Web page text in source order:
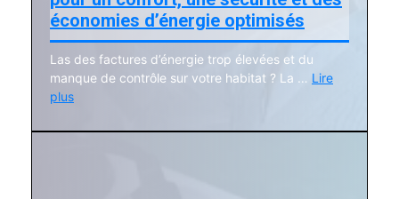
économies d’énergie optimisés
Las des factures d’énergie trop élevées et du
manque de contrôle sur votre habitat ? La … Lire
plus